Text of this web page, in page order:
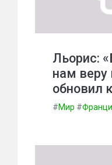
Льорис:
нам веру
обновил
#Мир #